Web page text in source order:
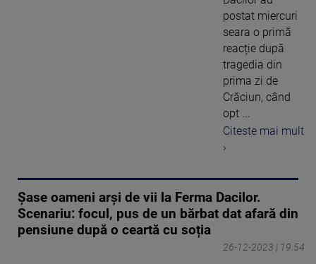
postat miercuri
seara o primă
reacție după
tragedia din
prima zi de
Crăciun, când
opt ...
Citeste mai mult
›
Șase oameni arși de vii la Ferma Dacilor.
Scenariu: focul, pus de un bărbat dat afară din
pensiune după o ceartă cu soția
26-12-2023 | 19:54